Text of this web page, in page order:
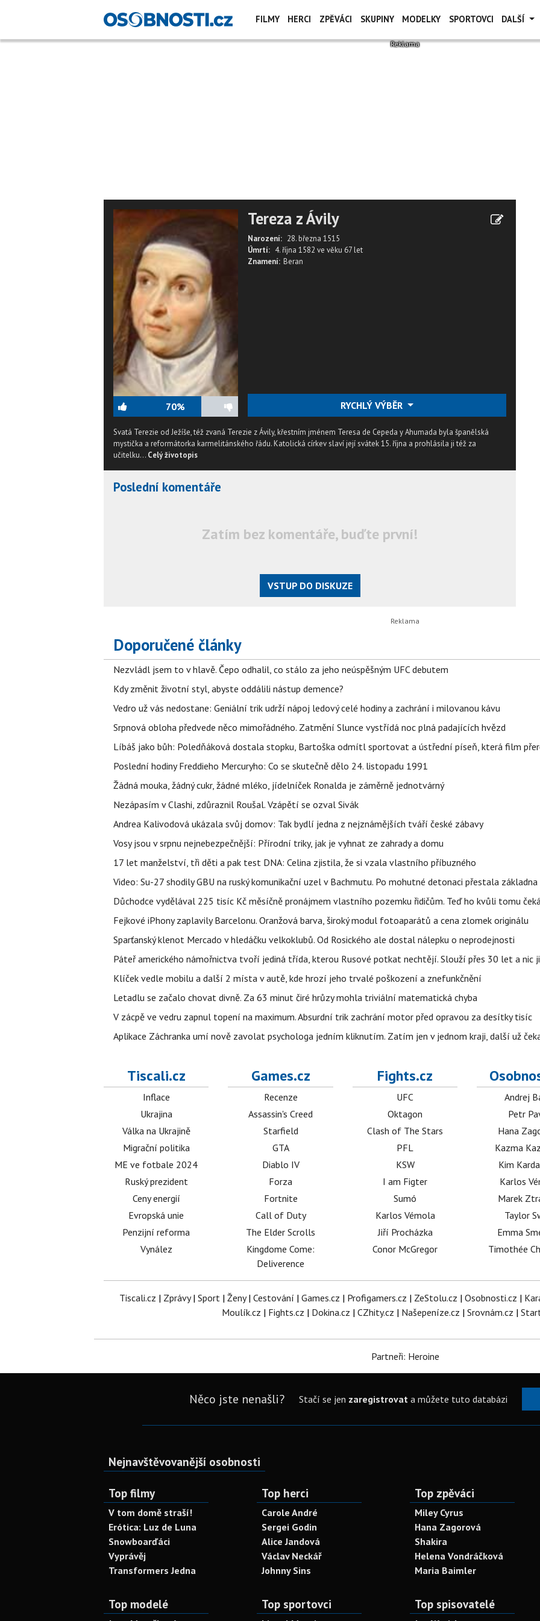
FILMY HERCI ZPĚVÁCI SKUPINY MODELKY SPORTOVCI DALŠÍ
70%
Tereza z Ávily
Narození: 28. března 1515
Úmrtí: 4. října 1582 ve věku 67 let
Znamení: Beran
RYCHLÝ VÝBĚR
Svatá Terezie od Ježíše, též zvaná Terezie z Ávily, křestním jménem Teresa de Cepeda y Ahumada byla španělská
mystička a reformátorka karmelitánského řádu. Katolická církev slaví její svátek 15. října a prohlásila ji též za
učitelku... Celý životopis
Poslední komentáře
Zatím bez komentáře, buďte první!
VSTUP DO DISKUZE
Doporučené články
Nezvládl jsem to v hlavě. Čepo odhalil, co stálo za jeho neúspěšným UFC debutem
Kdy změnit životní styl, abyste oddálili nástup demence?
Vedro už vás nedostane: Geniální trik udrží nápoj ledový celé hodiny a zachrání i milovanou kávu
Srpnová obloha předvede něco mimořádného. Zatmění Slunce vystřídá noc plná padajících hvězd
Líbáš jako bůh: Poledňáková dostala stopku, Bartoška odmítl sportovat a ústřední píseň, která film
Poslední hodiny Freddieho Mercuryho: Co se skutečně dělo 24. listopadu 1991
Žádná mouka, žádný cukr, žádné mléko, jídelníček Ronalda je záměrně jednotvárný
Nezápasím v Clashi, zdůraznil Roušal. Vzápětí se ozval Sivák
Andrea Kalivodová ukázala svůj domov: Tak bydlí jedna z nejznámějších tváří české zábavy
Vosy jsou v srpnu nejnebezpečnější: Přírodní triky, jak je vyhnat ze zahrady a domu
17 let manželství, tři děti a pak test DNA: Celina zjistila, že si vzala vlastního příbuzného
Video: Su-27 shodily GBU na ruský komunikační uzel v Bachmutu. Po mohutné detonaci přestala
Důchodce vydělával 225 tisíc Kč měsíčně pronájmem vlastního pozemku řidičům. Teď ho kvůli tomu
Fejkové iPhony zaplavily Barcelonu. Oranžová barva, široký modul fotoaparátů a cena zlomek originálu
Sparťanský klenot Mercado v hledáčku velkoklubů. Od Rosického ale dostal nálepku o neprodejnosti
Páteř amerického námořnictva tvoří jediná třída, kterou Rusové potkat nechtějí. Slouží přes 30 let a nic
Klíček vedle mobilu a další 2 místa v autě, kde hrozí jeho trvalé poškození a znefunkčnění
Letadlu se začalo chovat divně. Za 63 minut čiré hrůzy mohla triviální matematická chyba
V zácpě ve vedru zapnul topení na maximum. Absurdní trik zachrání motor před opravou za desítky tisíc
Aplikace Záchranka umí nově zavolat psychologa jedním kliknutím. Zatím jen v jednom kraji, další už
Tiscali.cz
Inflace
Ukrajina
Válka na Ukrajině
Migrační politika
ME ve fotbale 2024
Ruský prezident
Ceny energií
Evropská unie
Penzijní reforma
Vynález
Games.cz
Recenze
Assassin's Creed
Starfield
GTA
Diablo IV
Forza
Fortnite
Call of Duty
The Elder Scrolls
Kingdome Come:
Deliverence
Fights.cz
UFC
Oktagon
Clash of The Stars
PFL
KSW
I am Figter
Sumó
Karlos Vémola
Jiří Procházka
Conor McGregor
Andrej
Petr
Hana
Kazma
Kim
Karlos
Marek
Taylor
Emma
Timothée
Tiscali.cz | Zprávy| Sport| Ženy| Cestování | Games.cz | Profigamers.cz | ZeStolu.cz | Osobnosti.cz |
Moulík.cz | Fights.cz | Dokina.cz | CZhity.cz | Našepeníze.cz | Srovnám.cz |
Partneři: Heroine
Něco jste nenašli? Stačí se jen zaregistrovata můžete tuto databázi
Nejnavštěvovanější osobnosti
Top filmy
V tom domě straší!
Erótica: Luz de Luna
Snowboarďáci
Vyprávěj
Transformers Jedna
Top herci
Carole André
Sergei Godin
Alice Jandová
Václav Neckář
Johnny Sins
Top zpěváci
Miley Cyrus
Hana Zagorová
Shakira
Helena Vondráčková
Maria Baimler
Top modelé Top sportovci Top spisovatelé